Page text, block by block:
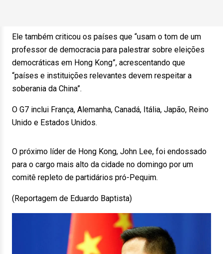
Ele também criticou os países que “usam o tom de um
professor de democracia para palestrar sobre eleições
democráticas em Hong Kong”, acrescentando que
“países e instituições relevantes devem respeitar a
soberania da China”.
O G7 inclui França, Alemanha, Canadá, Itália, Japão, Reino
Unido e Estados Unidos.
O próximo líder de Hong Kong, John Lee, foi endossado
para o cargo mais alto da cidade no domingo por um
comitê repleto de partidários pró-Pequim.
(Reportagem de Eduardo Baptista)